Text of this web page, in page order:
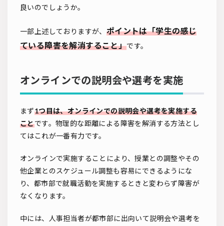
良いのでしょうか。
一部上述しておりますが、 ポイントは「学生の感じ
ている障害を解消すること」です。
オンラインでの説明会や選考を実施
まず1つ目は、オンラインでの説明会や選考を実施する
ことです。物理的な距離による障害を解消する方法とし
てはこれが一番有力です。
オンラインで実施することにより、授業との調整やその
他企業とのスケジュール調整も容易にできるようにな
り、都市部で就職活動を実施するときと変わらず障害が
なくなります。
中には、人事担当者が都市部に出向いて説明会や選考を